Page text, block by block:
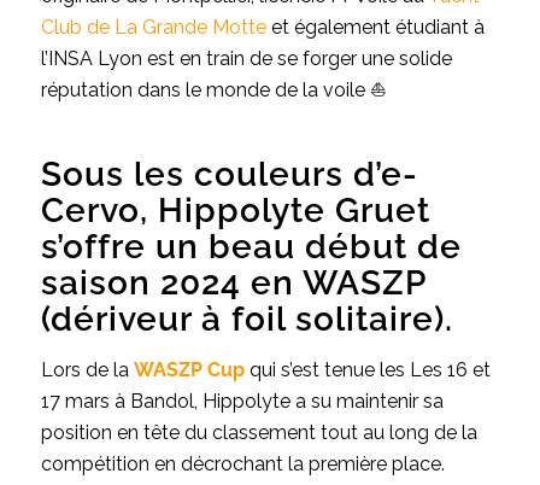
Club de La Grande Motteet également étudiant à
l’INSA Lyon est en train de se forger une solide
réputation dans le monde de la voile ⛵️
Sous les couleurs d’e-
Cervo, Hippolyte Gruet
s’offre un beau début de
saison 2024 en WASZP
(dériveur à foil solitaire).
Lors de la WASZP Cupqui s’est tenue les Les 16 et
17 mars à Bandol, Hippolyte a su maintenir sa
position en tête du classement tout au long de la
compétition en décrochant la première place.